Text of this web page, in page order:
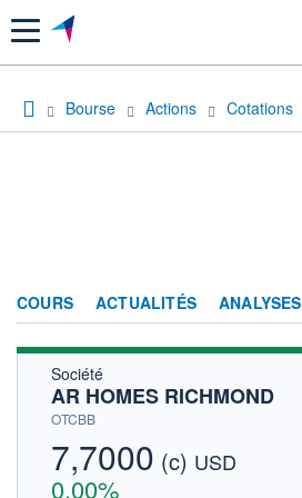
Menu
Bourse Actions Cotations
COURS ACTUALITÉS ANALYSES
Société
AR HOMES RICHMOND
OTCBB
7,7000 (c) USD
0,00%